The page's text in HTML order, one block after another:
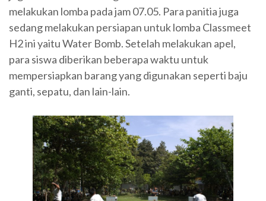
melakukan lomba pada jam 07.05. Para panitia juga
sedang melakukan persiapan untuk lomba Classmeet
H2 ini yaitu Water Bomb. Setelah melakukan apel,
para siswa diberikan beberapa waktu untuk
mempersiapkan barang yang digunakan seperti baju
ganti, sepatu, dan lain-lain.